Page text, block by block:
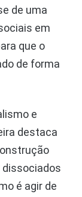
de uma
em
que o
de forma
e
destaca
dissociados
é agir de